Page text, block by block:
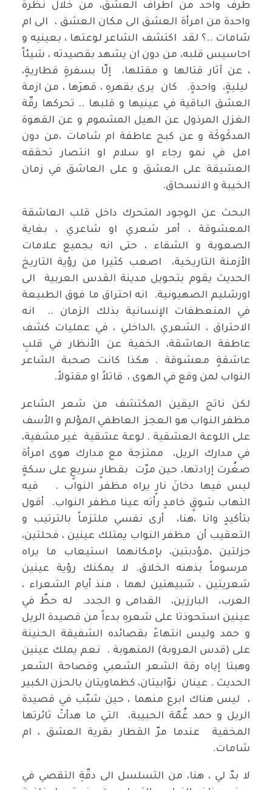
طرف واحد من اطراف العشق، من خلال نظرة
واحدة من امرأة العشق الى مكان العشق ، الى ام
شامات ..؟ لقد اكتشف الشاعر لوعتها ، بعينيه و
احاسيس قلبه، من دون ان يشهد بقصيدته ، شيئاً
، عن آثار قتالها و مقتلها، إلّا بسفرةٍ قطاريةٍ،
ليليةٍ، واحدةٍ. كان يرى بقهرهِ ، قهرَها ، من ازمة
العشق الباقية في عينيها و قلبها .. تحركها رقّة
الغزل المرذول عن الهيل المشموم و عن القهوة
المدكَوكَة و عن كبح عاطفة ام شامات ،من دون
امل في نمو رجاء او سلام او انتصار تحققه
العشيقة على العشق و على العاشق في زمان
الخيبة و الانسحاق.
البحث عن الوجود المتحرك داخل قلب العاشقة
المعشوقة ، أمر شعري او شاعري ، بغاية
الصعوبة و الشقاء ، حتى انه بجميع علامات
الأزمنة التاريخية، اصعب كثيرا من رؤية التاريخ
الحديث يقوم بتحويل مدينة القدس العربية الى
اورشليم الصهيونية. انه احتراق ما فوق الطبيعة
في المنعطفات الإنسانية بذلك الزمان .. انه
الاحتراق ، الشعري ،الداخلي ، في عمليات كشف
عاطفة العاشقة، الخفية عن الأنظار في قلبِ
عاشقةٍ معشوقة . هكذا كانت صحبة الشاعر
النواب لمن وقع في الهوى ، قاتلاً او مقتولاً.
لكن ناتج اليقين المكتشف من شعر الشاعر
مظفر النواب هو العجز العاطفي المؤلم و الأسف
على اللوعة العشقية . لوعة عشقية غير مشفية،
في مدارك الريل، ممتزجة مع مدارك هوى امرأة
صغُرت إرادتها، حين مرّت بقطارٍ سريعٍ على سكةٍ
ليس فيها دخانَ نارٍ يراه مظفر النواب . فيه
التهاب شوقٍ خامدٍ رأته عينا مظفر النواب. أقول
بتأكيدٍ وانا ،هنا، أرى نفسي ملتزماً بالترتيب و
التعقيب أن مظفر النواب يمتلك عينين ، فحلتين،
جزلتين ،مؤدبتين، بإمكانهما استيعاب ما يراه
مرسوماً بذهنه الخلاق. لا يمكنك رؤية عينين
شعريتين ، شبيهتين لهما ، منذ أيام الشعراء ،
العرب، البارزين، القدامى و الجدد. له حظٌ في
عينين استحوذتا على شعرهِ بدءاً من قصيدة الريل
و حمد وليس انتهاءً بقصائده الشفيقة الحنينة
على (قدس العروبة) المنهوبة . نعم يملك عينين
وهبتا إياه رقة الشعر الشعبي وفصاحة الشعر
الحديث . عينان نوّابيتان، كظماويتان بالحزن الكبير
، ليس هناك ابرع منهما ، حين شبّب في قصيدة
الريل و حمد غُمّة الحبيبة، التي ما هدأتْ ثائرتها
المخفية عندما مرّ القطار بقرية العشق ، ام
شامات.
لا بدّ لي ، هنا، من التسلسل الى دقّةِ التقصي في